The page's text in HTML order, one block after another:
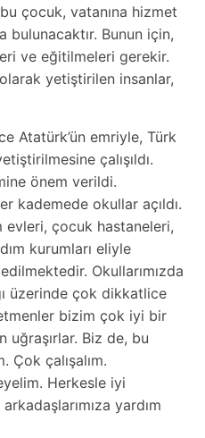
çocuk, vatanına hizmet
bulunacaktır. Bunun için,
ve eğitilmeleri gerekir.
yetiştirilen insanlar,
Atatürk’ün emriyle, Türk
çalışıldı.
önem verildi.
kademede okullar açıldı.
evleri, çocuk hastaneleri,
kurumları eliyle
Okullarımızda
üzerinde çok dikkatlice
bizim çok iyi bir
uğraşırlar. Biz de, bu
Çok çalışalım.
Herkesle iyi
yardım